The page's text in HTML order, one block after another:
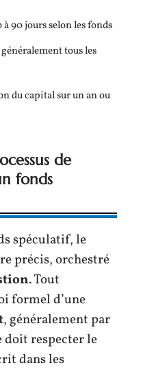
à 90 jours selon les fonds
généralement tous les
du capital sur un an ou
de
fonds
spéculatif, le
précis, orchestré
. Tout
formel d’une
, généralement par
doit respecter le
dans les